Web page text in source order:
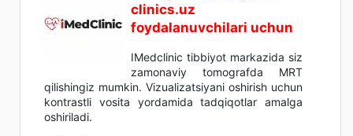
clinics.uz
foydalanuvchilari uchun
IMedclinic tibbiyot markazida siz
zamonaviy tomografda MRT
qilishingiz mumkin. Vizualizatsiyani oshirish uchun
kontrastli vosita yordamida tadqiqotlar amalga
oshiriladi.